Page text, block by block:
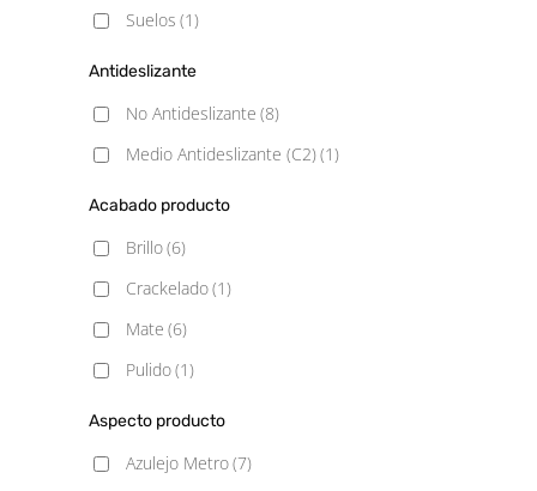
Suelos (1)
Antideslizante
No Antideslizante (8)
Medio Antideslizante (C2)(1)
Acabado producto
Brillo(6)
Crackelado(1)
Mate (6)
Pulido(1)
Aspecto producto
Azulejo Metro(7)